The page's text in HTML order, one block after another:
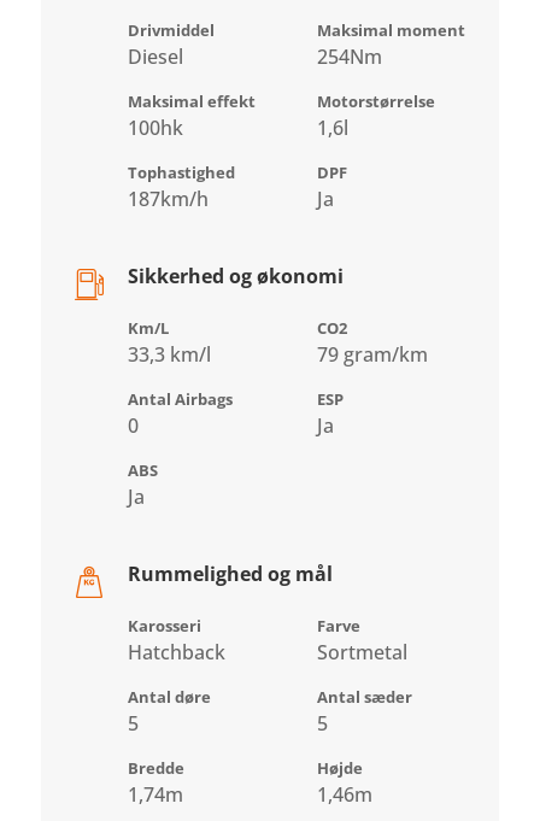
Drivmiddel
Diesel
Maksimal moment
254Nm
Maksimal effekt
100hk
Motorstørrelse
1,6l
Tophastighed
187km/h
DPF
Ja
Sikkerhed og økonomi
Km/L
33,3 km/l
CO2
79 gram/km
Antal Airbags
0
ESP
Ja
ABS
Ja
Rummelighed og mål
Karosseri
Hatchback
Farve
Sortmetal
Antal døre
5
Antal sæder
5
Bredde
1,74m
Højde
1,46m